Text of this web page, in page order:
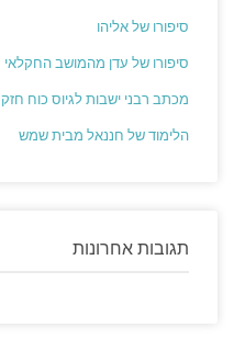
סיפורו של אליהו
סיפורו של עדן מהמושב החקלאי
מכתב רבני ישבות לגיוס כוח חזק
הלימוד של חננאל מבית שמש
תגובות אחרונות